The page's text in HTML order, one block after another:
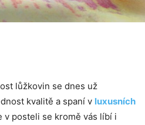
lůžkovin se dnes už
kvalitě a spaní v luxusních
v posteli se kromě vás líbí i